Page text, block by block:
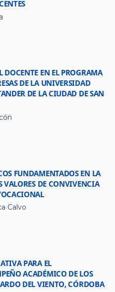
DOCENTE EN EL PROGRAMA
DE LA UNIVERSIDAD
DE LA CIUDAD DE SAN
FUNDAMENTADOS EN LA
VALORES DE CONVIVENCIA
Calvo
PARA EL
ACADÉMICO DE LOS
DEL VIENTO, CÓRDOBA